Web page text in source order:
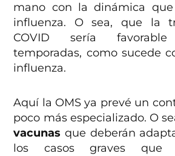
mano con la dinámica
influenza. O sea, que la
COVID sería
temporadas, como sucede
influenza.
Aquí la OMS ya prevé un
poco más especializado. O
vacunas que deberán
los casos graves que